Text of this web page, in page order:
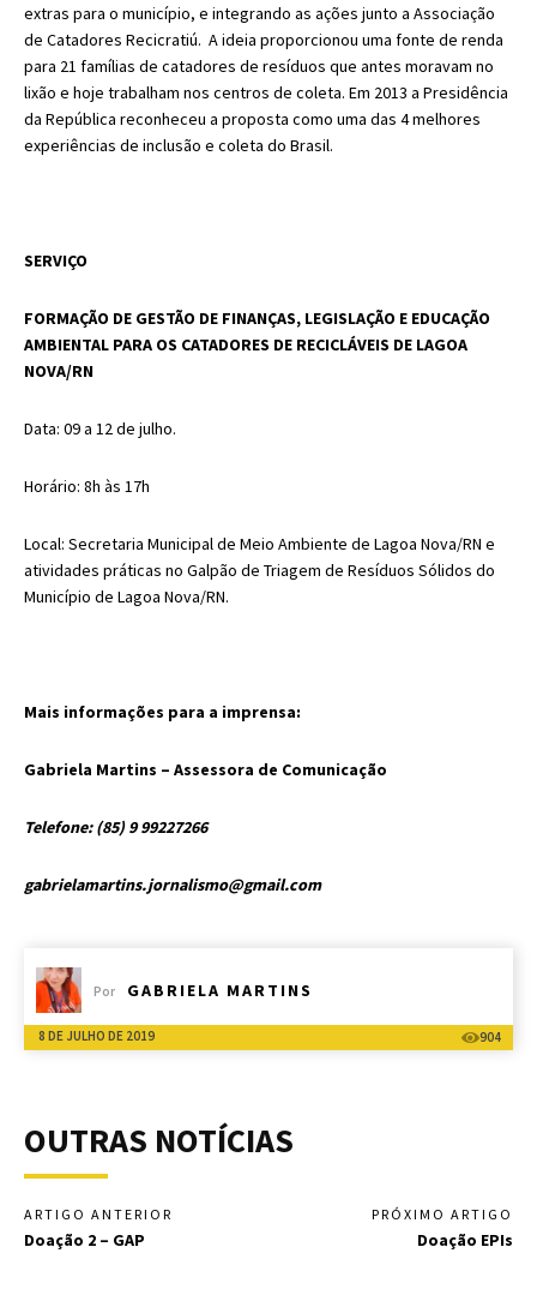
extras para o município, e integrando as ações junto a Associação
de Catadores Recicratiú. A ideia proporcionou uma fonte de renda
para 21 famílias de catadores de resíduos que antes moravam no
lixão e hoje trabalham nos centros de coleta. Em 2013 a Presidência
da República reconheceu a proposta como uma das 4 melhores
experiências de inclusão e coleta do Brasil.
SERVIÇO
FORMAÇÃO DE GESTÃO DE FINANÇAS, LEGISLAÇÃO E EDUCAÇÃO
AMBIENTAL PARA OS CATADORES DE RECICLÁVEIS DE LAGOA
NOVA/RN
Data: 09 a 12 de julho.
Horário: 8h às 17h
Local: Secretaria Municipal de Meio Ambiente de Lagoa Nova/RN e
atividades práticas no Galpão de Triagem de Resíduos Sólidos do
Município de Lagoa Nova/RN.
Mais informações para a imprensa:
Gabriela Martins – Assessora de Comunicação
Telefone: (85) 9 99227266
gabrielamartins.jornalismo@gmail.com
Por GABRIELA MARTINS
8 DE JULHO DE 2019 904
OUTRAS NOTÍCIAS
ARTIGO ANTERIOR
Doação 2 – GAP
PRÓXIMO ARTIGO
Doação EPIs